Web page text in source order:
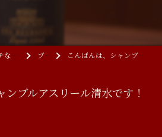
大分県大分市のフレンチならCHAMBRE A SOURIRE ブログ こんばんは、シャンブルアスリール清水です！
ンブルアスリール清水です！